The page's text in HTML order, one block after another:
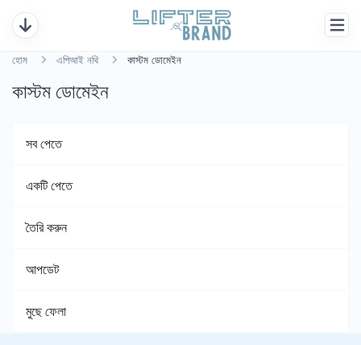
হোম এপিআই নথি কাস্টম ডোমেইন
কাস্টম ডোমেইন
সব পেতে
একটি পেতে
তৈরি করুন
আপডেট
মুছে ফেলা